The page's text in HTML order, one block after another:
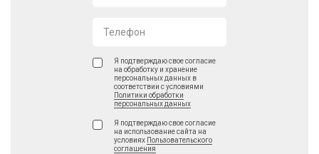
Телефон
Я подтверждаю свое согласие
на обработку и хранение
персональных данных в
соответствии с условиями
Политики обработки
персональных данных
Я подтверждаю свое согласие
на использование сайта на
условиях
Пользовательского
соглашения